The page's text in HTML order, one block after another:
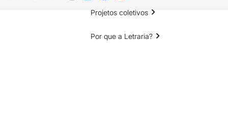
Projetos coletivos
Por que a Letraria?